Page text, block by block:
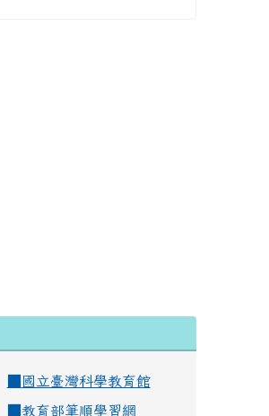
國立臺灣科學教育館
教育部筆順學習網